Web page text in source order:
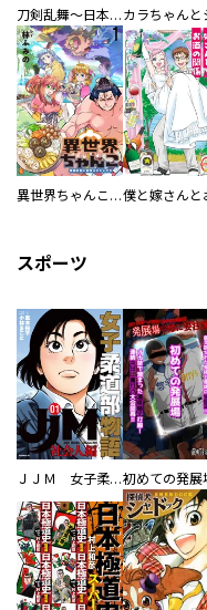
刀剣乱舞～日本号つれづれ酒～
異世界ちゃんこ～横綱目前に召喚されたんだが～ 【連載版】
スポーツ
ＪＪＭ 女子柔道部物語 社会人編